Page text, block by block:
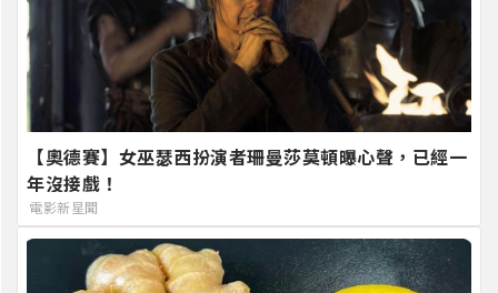
【奧德賽】女巫瑟西扮演者珊曼莎莫頓曝心聲，已經一
年沒接戲！
電影新星聞